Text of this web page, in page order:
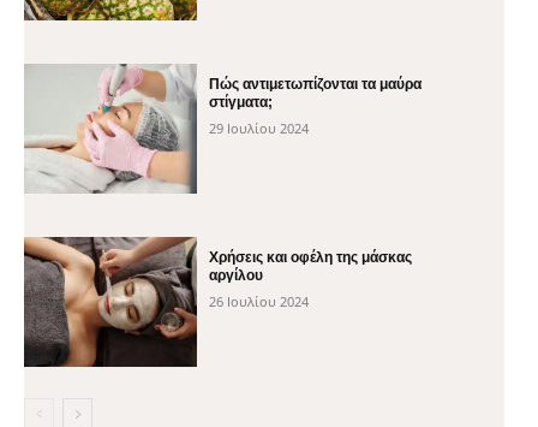
Πώς αντιμετωπίζονται τα μαύρα
στίγματα;
29 Ιουλίου 2024
Χρήσεις και οφέλη της μάσκας
αργίλου
26 Ιουλίου 2024